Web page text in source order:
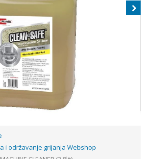
SAFE™ KONCENTRAT EU (5LIT)
i održavanje grijanja Webshop